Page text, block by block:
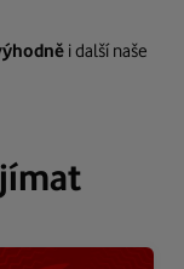
i další naše